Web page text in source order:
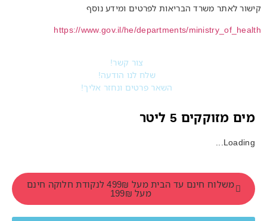
קישור לאתר משרד הבריאות לפרטים ומידע נוסף
https://www.gov.il/he/departments/ministry_of_health
צור קשר!
שלח לנו הודעה!
השאר פרטים ונחזר אליך!
מים מזוקקים 5 ליטר
Loading...
משלוח חינם עד הבית מעל 499₪ לנקודת חלוקה חינם
מעל 199₪